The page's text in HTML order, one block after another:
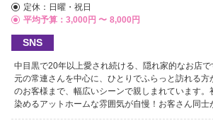
定休：日曜・祝日
平均予算：3,000円 〜 8,000円
SNS
中目黒で20年以上愛され続ける、隠れ家的なお店
元の常連さんを中心に、ひとりでふらっと訪れる
のお客様まで、幅広いシーンで親しまれています。
染めるアットホームな雰囲気が自慢！お客さん同士